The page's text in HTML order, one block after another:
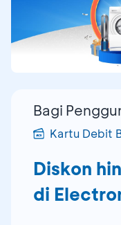
Bagi
Kartu Debit
Diskon
di